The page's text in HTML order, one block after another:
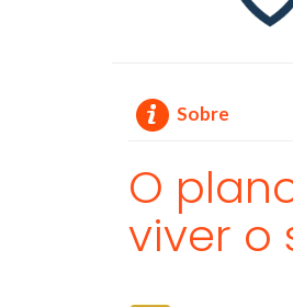
Sobre
O
viver o